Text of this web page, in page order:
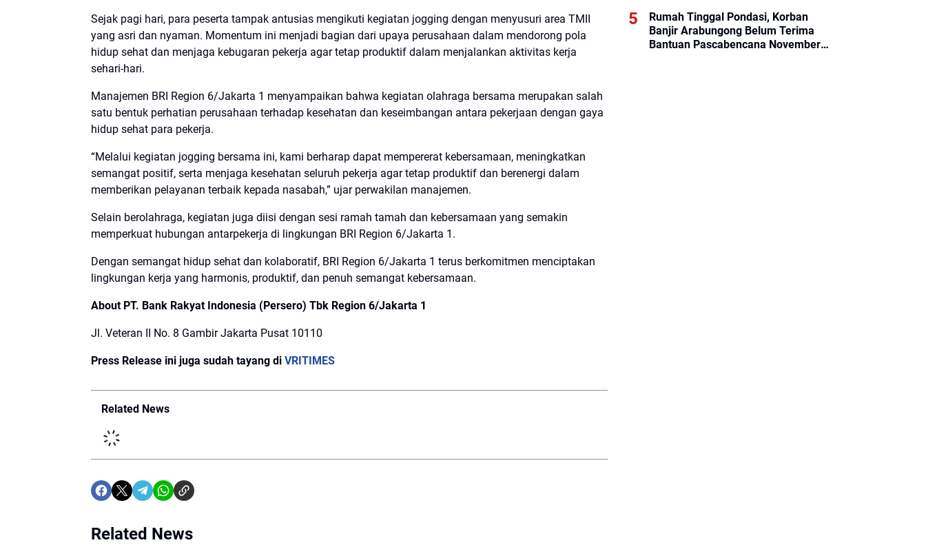
Sejak pagi hari, para peserta tampak antusias mengikuti kegiatan jogging dengan menyusuri area TMII
yang asri dan nyaman. Momentum ini menjadi bagian dari upaya perusahaan dalam mendorong pola
hidup sehat dan menjaga kebugaran pekerja agar tetap produktif dalam menjalankan aktivitas kerja
sehari-hari.
Manajemen BRI Region 6/Jakarta 1 menyampaikan bahwa kegiatan olahraga bersama merupakan salah
satu bentuk perhatian perusahaan terhadap kesehatan dan keseimbangan antara pekerjaan dengan gaya
hidup sehat para pekerja.
“Melalui kegiatan jogging bersama ini, kami berharap dapat mempererat kebersamaan, meningkatkan
semangat positif, serta menjaga kesehatan seluruh pekerja agar tetap produktif dan berenergi dalam
memberikan pelayanan terbaik kepada nasabah,” ujar perwakilan manajemen.
Selain berolahraga, kegiatan juga diisi dengan sesi ramah tamah dan kebersamaan yang semakin
memperkuat hubungan antarpekerja di lingkungan BRI Region 6/Jakarta 1.
Dengan semangat hidup sehat dan kolaboratif, BRI Region 6/Jakarta 1 terus berkomitmen menciptakan
lingkungan kerja yang harmonis, produktif, dan penuh semangat kebersamaan.
About PT. Bank Rakyat Indonesia (Persero) Tbk Region 6/Jakarta 1
Jl. Veteran II No. 8 Gambir Jakarta Pusat 10110
Press Release ini juga sudah tayang di VRITIMES
Related News
Related News
Rumah Tinggal Pondasi, Korban
Banjir Arabungong Belum Terima
Bantuan Pascabencana November